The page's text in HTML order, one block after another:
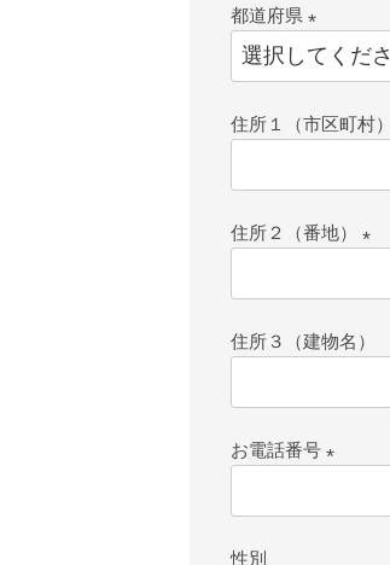
都道府県
(必
須)
住所１（市区町村）
住所２（番地）
須)
住所３（建物名）
お電話番号
須)
性別